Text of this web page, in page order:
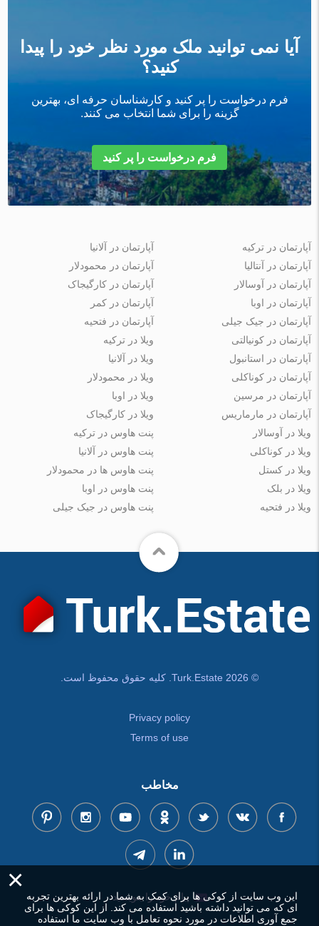
آیا نمی توانید ملک مورد نظر خود را پیدا
کنید؟
فرم درخواست را پر کنید و کارشناسان حرفه ای، بهترین
گزینه را برای شما انتخاب می کنند.
فرم درخواست را پر کنید
آپارتمان در ترکیه
آپارتمان در آنتالیا
آپارتمان در آوسالار
آپارتمان در اوبا
آپارتمان در جیک جیلی
آپارتمان در آلانیا
آپارتمان در محمودلار
آپارتمان در کارگیجاک
آپارتمان در کمر
آپارتمان در فتحیه
آپارتمان در کونیالتی
آپارتمان در استانبول
آپارتمان در کوناکلی
آپارتمان در مرسین
آپارتمان در مارماریس
ویلا در ترکیه
ویلا در آلانیا
ویلا در محمودلار
ویلا در اوبا
ویلا در کارگیجاک
ویلا در آوسالار
ویلا در کوناکلی
ویلا در کستل
ویلا در بلک
ویلا در فتحیه
پنت هاوس در ترکیه
پنت هاوس در آلانیا
پنت هاوس ها در محمودلار
پنت هاوس در اوبا
پنت هاوس در جیک جیلی
© Turk.Estate 2026. کلیه حقوق محفوظ است.
Privacy policy
Terms of use
مخاطب
پیام خود را بنویسید
×
این وب سایت از کوکی ها برای کمک به شما در ارائه بهترین تجربه
ای که می توانید داشته باشید استفاده می کند. از این کوکی ها برای
جمع آوری اطلاعات در مورد نحوه تعامل با وب سایت ما استفاده